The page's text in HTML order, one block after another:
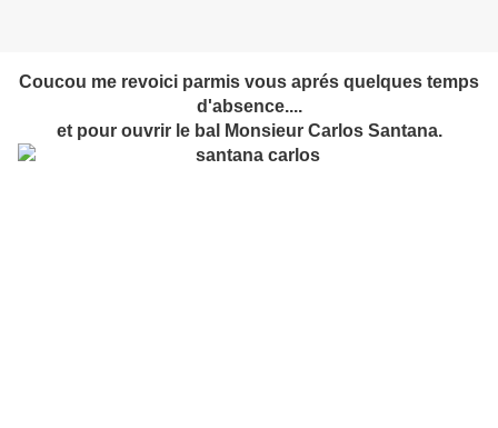
Coucou me revoici parmis vous aprés quelques temps
d'absence....
et pour ouvrir le bal Monsieur Carlos Santana.